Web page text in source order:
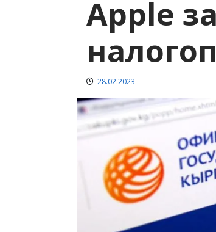
Apple
28.02.2023